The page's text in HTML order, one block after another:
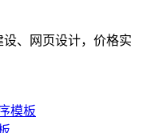
、网页设计，价格实